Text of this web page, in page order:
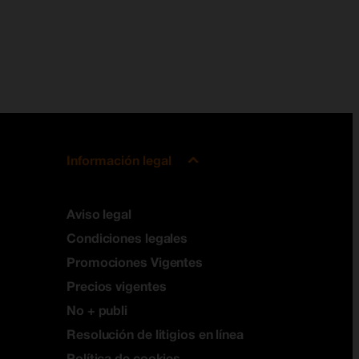
Información legal
Aviso legal
Condiciones legales
Promociones Vigentes
Precios vigentes
No + publi
Resolución de litigios en línea